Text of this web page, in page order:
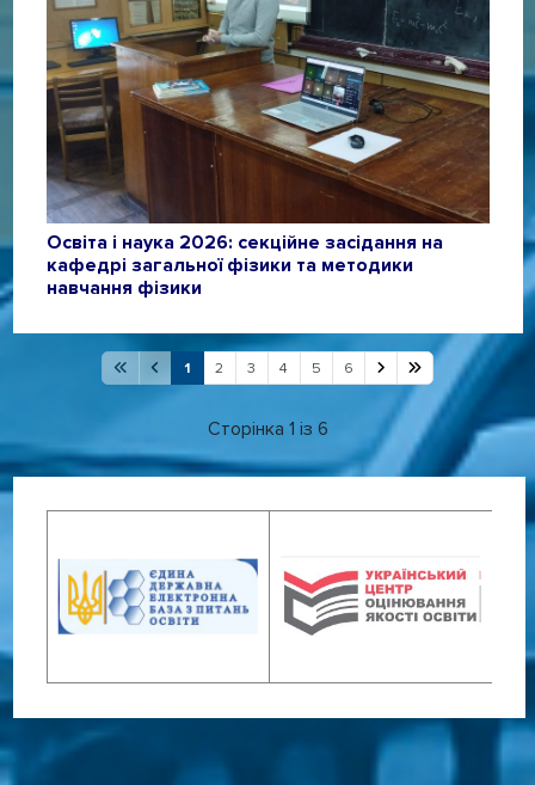
Освіта і наука 2026: секційне засідання на
кафедрі загальної фізики та методики
навчання фізики
1 2 3 4 5 6
Сторінка 1 із 6